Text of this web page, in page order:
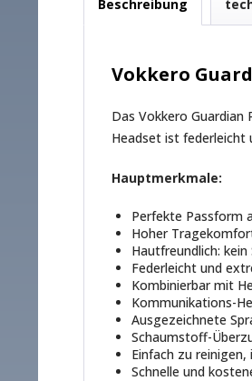
Beschreibung
Vokkero
Das Vokkero
Headset ist federleicht
Hauptmerkmale:
Perfekte Passform
Hoher
Hautfreundlich:
Federleicht und
Kombinierbar mit
Kommunikations-
Ausgezeichnete
Schaumstoff-
Einfach zu
Schnelle und